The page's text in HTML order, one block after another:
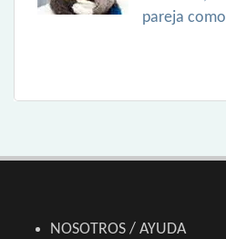
pareja
NOSOTROS / AYUDA